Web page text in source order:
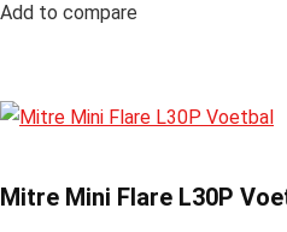
Add to compare
Mitre Mini Flare L30P